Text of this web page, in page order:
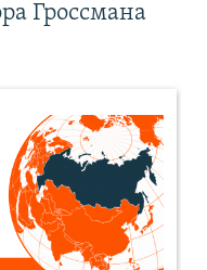
Гроссмана